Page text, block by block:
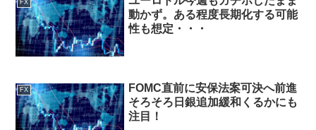
FX
動かず。ある程度長期化する可能
性も想定・・・
FX
FOMC直前に安保法案可決へ前進
そろそろ日銀追加緩和くるかにも
注目！